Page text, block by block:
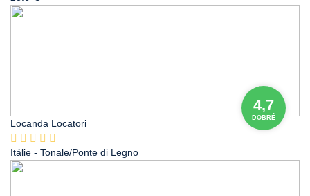
4,7
DOBRÉ
Locanda Locatori
Itálie - Tonale/Ponte di Legno